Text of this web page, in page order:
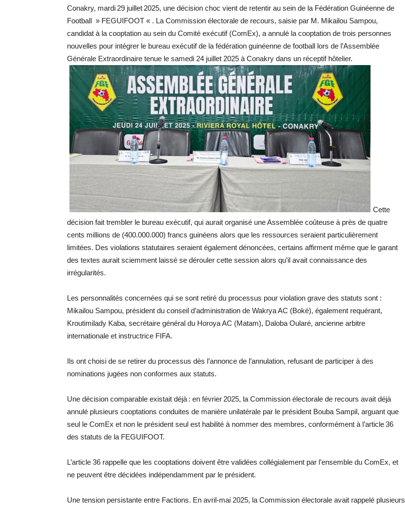
Conakry, mardi 29 juillet 2025, une décision choc vient de retentir au sein de la Fédération Guinéenne de
Football » FEGUIFOOT « . La Commission électorale de recours, saisie par M. Mikailou Sampou,
candidat à la cooptation au sein du Comité exécutif (ComEx), a annulé la cooptation de trois personnes
nouvelles pour intégrer le bureau exécutif de la fédération guinéenne de football lors de l’Assemblée
Générale Extraordinaire tenue le samedi 24 juillet 2025 à Conakry dans un réceptif hôtelier.
Cette
décision fait trembler le bureau exécutif, qui aurait organisé une Assemblée coûteuse à près de quatre
cents millions de (400.000.000) francs guinéens alors que les ressources seraient particulièrement
limitées. Des violations statutaires seraient également dénoncées, certains affirment même que le garant
des textes aurait sciemment laissé se dérouler cette session alors qu’il avait connaissance des
irrégularités.
Les personnalités concernées qui se sont retiré du processus pour violation grave des statuts sont :
Mikailou Sampou, président du conseil d’administration de Wakrya AC (Boké), également requérant,
Kroutimilady Kaba, secrétaire général du Horoya AC (Matam), Daloba Oularé, ancienne arbitre
internationale et instructrice FIFA.
Ils ont choisi de se retirer du processus dès l’annonce de l’annulation, refusant de participer à des
nominations jugées non conformes aux statuts.
Une décision comparable existait déjà : en février 2025, la Commission électorale de recours avait déjà
annulé plusieurs cooptations conduites de manière unilatérale par le président Bouba Sampil, arguant que
seul le ComEx et non le président seul est habilité à nommer des membres, conformément à l’article 36
des statuts de la FEGUIFOOT.
L’article 36 rappelle que les cooptations doivent être validées collégialement par l’ensemble du ComEx, et
ne peuvent être décidées indépendamment par le président.
Une tension persistante entre Factions. En avril‑mai 2025, la Commission électorale avait rappelé plusieurs